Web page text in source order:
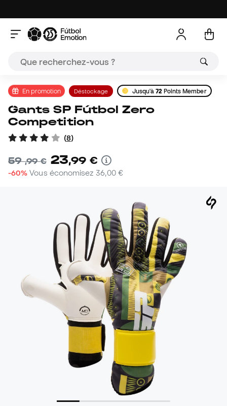
En promotion Déstockage Jusqu'à72 Points Member
Gants SP Fútbol Zero
Competition
(8)
59,99 € 23,99 €
-60% Vous économisez 36,00 €